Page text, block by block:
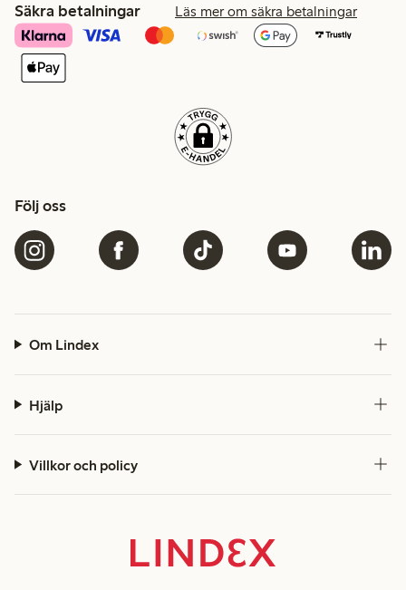
Säkra betalningar Läs mer om säkra betalningar
Följ oss
Om Lindex
Hjälp
Villkor och policy